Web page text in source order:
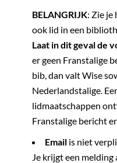
BELANGRIJK: Zie je
ook lid in een
Laat in dit geval de
er geen Franstalige
bib, dan valt Wise
Nederlandstalige.
lidmaatschappen
Franstalige bericht
Email is niet
Je krijgt een melding